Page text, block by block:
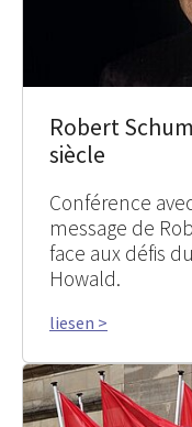
Robert
siècle
Conférence
message de
face aux défis
Howald.
liesen >